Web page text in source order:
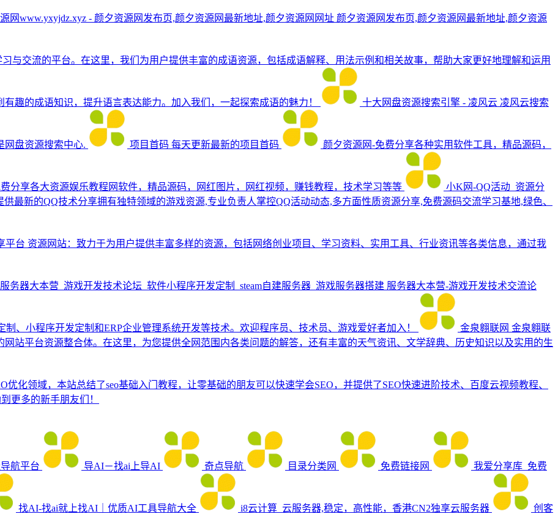
网www.yxyjdz.xyz - 颜夕资源网发布页,颜夕资源网最新地址,颜夕资源网网址 颜夕资源网发布页,颜夕资源网最新地址,颜夕资源
与交流的平台。在这里，我们为用户提供丰富的成语资源，包括成语解释、用法示例和相关故事，帮助大家更好地理解和运用
趣的成语知识，提升语言表达能力。加入我们，一起探索成语的魅力！ 十大网盘资源搜索引擎 - 凌风云 凌风云搜索
网盘资源搜索中心. 项目首码 每天更新最新的项目首码 颜夕资源网-免费分享各种实用软件工具，精品源码，
分享各大资源娱乐教程网软件，精品源码，网红图片，网红视频，赚钱教程，技术学习等等
小K网-QQ活动_资源分
最新的QQ技术分享拥有独特领域的游戏资源,专业负责人掌控QQ活动动态,多方面性质资源分享,免费源码交流学习基地,绿色、
平台 资源网站：致力于为用户提供丰富多样的资源，包括网络创业项目、学习资料、实用工具、行业资讯等各类信息，通过我
服务器大本营_游戏开发技术论坛_软件小程序开发定制_steam自建服务器_游戏服务器搭建 服务器大本营-游戏开发技术交流论
、小程序开发定制和ERP企业管理系统开发等技术。欢迎程序员、技术员、游戏爱好者加入！ 金泉翱联网 金泉翱联
站平台资源整合体。在这里，为您提供全网范围内各类问题的解答，还有丰富的天气资讯、文学辞典、历史知识以及实用的生
优化领域，本站总结了seo基础入门教程，让零基础的朋友可以快速学会SEO，并提供了SEO快速进阶技术、百度云视频教程、
更多的新手朋友们！
航平台 导AI－找ai上导AI 奇点导航 目录分类网 免费链接网 我爱分享库_免费
找AI-找ai就上找AI｜优质AI工具导航大全 i8云计算_云服务器,稳定，高性能，香港CN2独享云服务器 创客